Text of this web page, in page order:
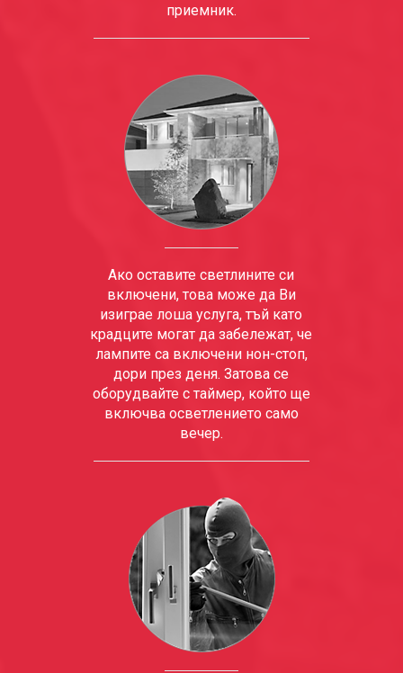
приемник.
Ако оставите светлините си
включени, това може да Ви
изиграе лоша услуга, тъй като
крадците могат да забележат, че
лампите са включени нон-стоп,
дори през деня. Затова се
оборудвайте с таймер, който ще
включва осветлението само
вечер.